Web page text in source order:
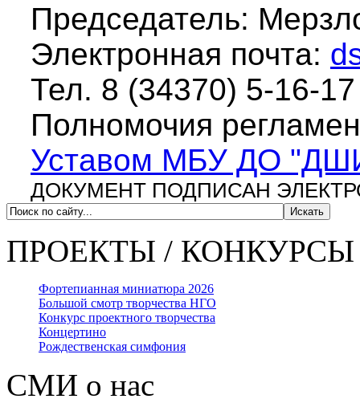
Председатель:
Электронная почта:
Тел. 8 (34370) 5-16-17
Полномочия
Уставом МБУ ДО
ДОКУМЕНТ ПОДПИСАН
ПРОЕКТЫ / КОНКУРСЫ
Фортепианная миниатюра 2026
Большой смотр творчества НГО
Конкурс проектного творчества
Концертино
Рождественская симфония
СМИ о нас